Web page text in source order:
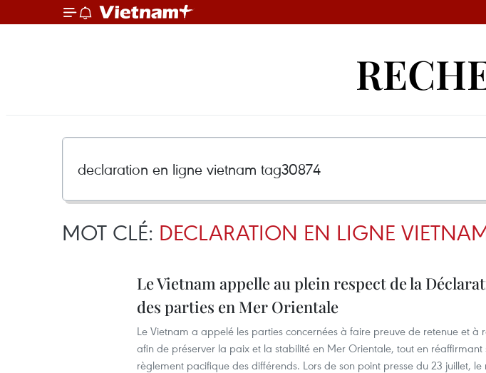
MOT CLÉ: DECLARATION EN LIGNE
Le Vietnam appelle au plein respect de la
des parties en Mer Orientale
Le Vietnam a appelé les parties concernées à faire preuve de retenue et à
afin de préserver la paix et la stabilité en Mer Orientale, tout en
règlement pacifique des différends. Lors de son point presse du 23 juillet,